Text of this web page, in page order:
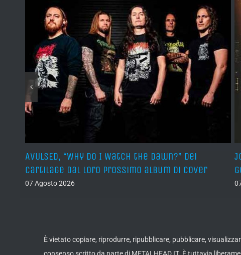
AVULSED, “Why Do I Watch the Dawn?” dei
Cartilage dal loro prossimo album di cover
07 Agosto 2026
È vietato copiare, riprodurre, ripubblicare, pubblicare,
consenso scritto da parte di METALHEAD.IT. È tuttavia